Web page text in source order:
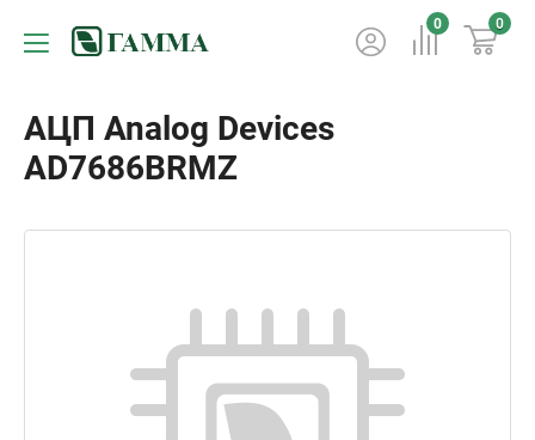
0 0
АЦП Analog Devices
AD7686BRMZ